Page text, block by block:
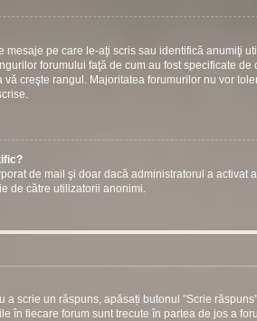
pe care le-aţi scris sau identifică anumiţi
forumului faţă de cum au fost specificate de
creşte rangul. Majoritatea forumurilor nu vor
de mail şi doar dacă administratorul a activat
de către utilizatorii anonimi.
scrie un răspuns, apăsați butonul "Scrie
în fiecare forum sunt trecute în partea de jos a